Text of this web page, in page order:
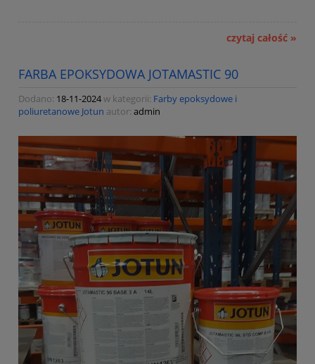
czytaj całość »
FARBA EPOKSYDOWA JOTAMASTIC 90
Dodano: 18-11-2024w kategorii: Farby epoksydowe i
poliuretanowe Jotun autor: admin